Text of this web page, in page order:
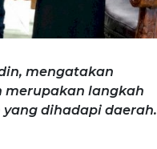
mengatakan
merupakan langkah
dihadapi daerah.